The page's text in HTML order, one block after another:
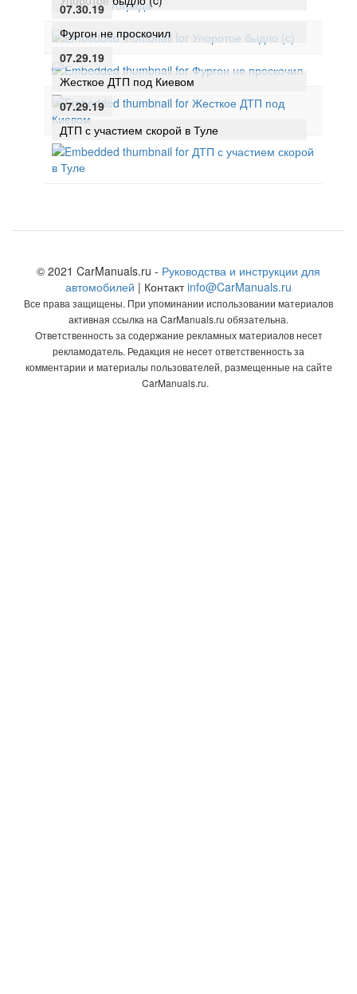
07.30.19
Фургон не проскочил
07.29.19
Жесткое ДТП под Киевом
07.29.19
ДТП с участием скорой в Туле
© 2021 CarManuals.ru - Руководства и инструкции для
автомобилей | Контактinfo@CarManuals.ru
Все права защищены. При упоминании использовании материалов
активная ссылка на CarManuals.ru обязательна.
Ответственность за содержание рекламных материалов несет
рекламодатель. Редакция не несет ответственность за
комментарии и материалы пользователей, размещенные на сайте
CarManuals.ru.